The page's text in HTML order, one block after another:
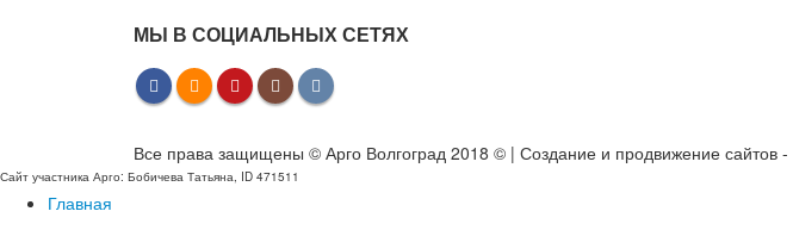
МЫ В СОЦИАЛЬНЫХ СЕТЯХ
Все права защищены © Арго Волгоград 2018 © | Создание и продвижение сайтов -
Сайт участника Арго: Бобичева Татьяна, ID 471511
Главная